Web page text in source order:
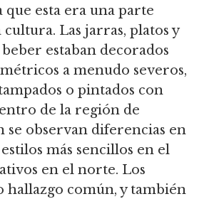
que esta era una parte
Las jarras, platos y
estaban decorados
a menudo severos,
o pintados con
de la región de
se observan diferencias en
más sencillos en el
en el norte. Los
hallazgo común, y también